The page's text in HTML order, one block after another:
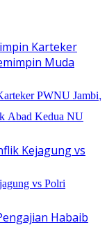
PWNU Jambi,
Abad Kedua NU
vs Polri